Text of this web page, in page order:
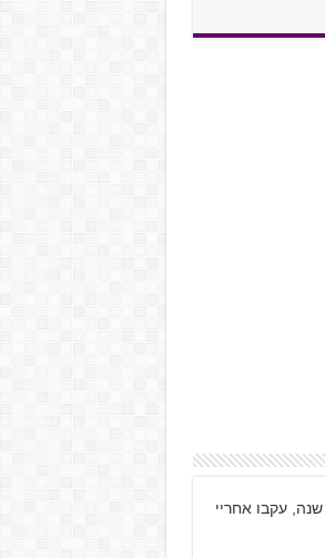
שמי קובי רוזנטל, בן 28 מתל אביב, גיימר חובב קומיקס וסרטים כבר 20 שנה, עקבו אחריי